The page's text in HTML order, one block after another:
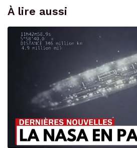
À lire aussi